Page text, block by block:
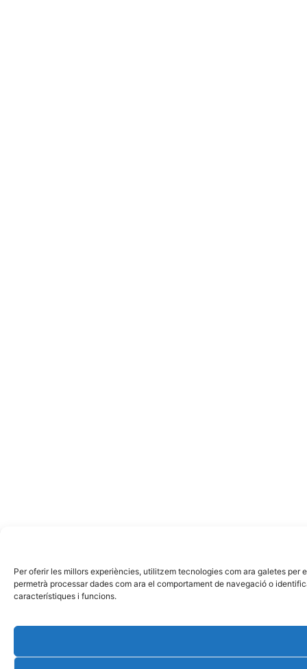
Per oferir les millors experiències, utilitzem tecnologies com ara galetes
permetrà processar dades com ara el comportament de navegació o
característiques i funcions.